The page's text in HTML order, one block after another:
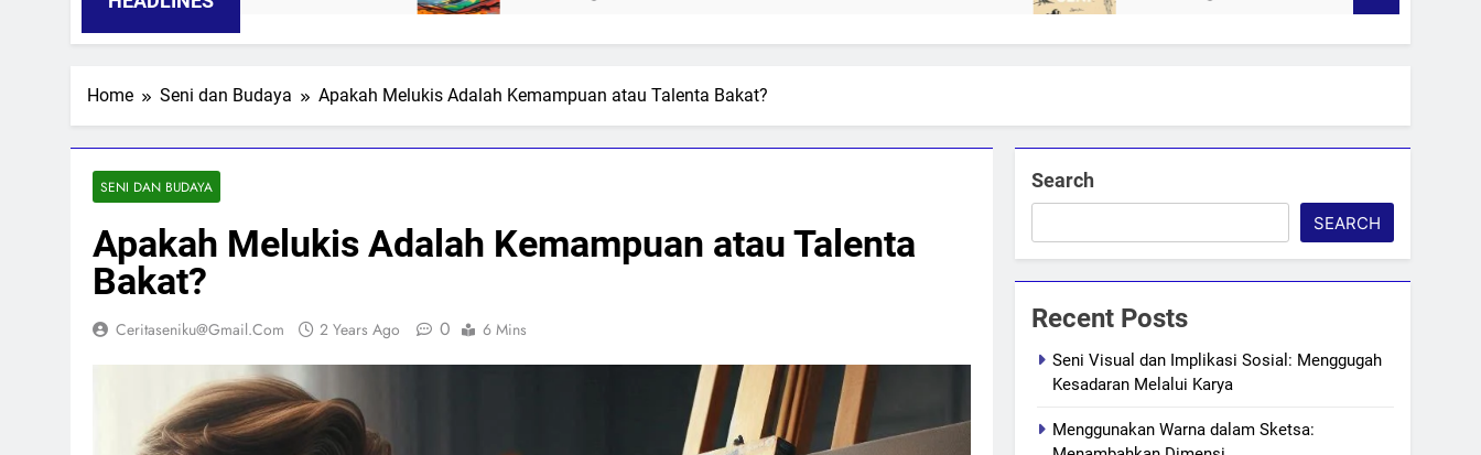
Home Seni dan Budaya Apakah Melukis Adalah Kemampuan atau Talenta Bakat?
SENI DAN BUDAYA
Apakah Melukis Adalah Kemampuan atau Talenta
Bakat?
Ceritaseniku@gmail.com 2 Years Ago 0 6 Mins
Search
SEARCH
Recent Posts
Seni Visual dan Implikasi Sosial: Menggugah
Kesadaran Melalui Karya
Menggunakan Warna dalam Sketsa: